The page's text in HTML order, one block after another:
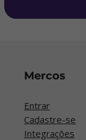
Mercos
Entrar
Cadastre-se
Integrações